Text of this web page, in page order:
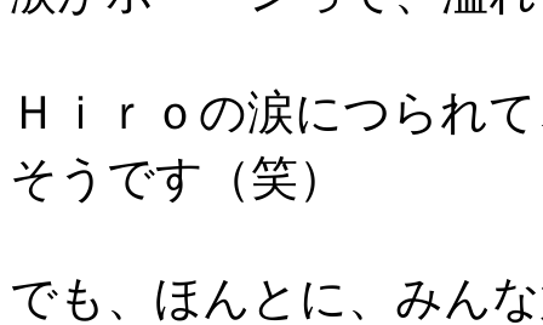
Ｈｉｒｏの涙につられ
そうです（笑）
でも、ほんとに、みん